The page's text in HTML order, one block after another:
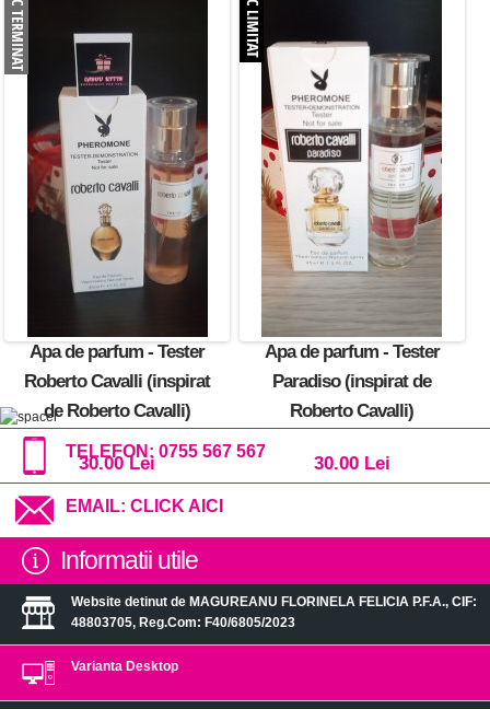
Apa de parfum - Tester
Roberto Cavalli (inspirat
de Roberto Cavalli)
30.00 Lei
Apa de parfum - Tester
Paradiso (inspirat de
Roberto Cavalli)
30.00 Lei
TELEFON: 0755 567 567
EMAIL: CLICK AICI
Informatii utile
Website detinut de MAGUREANU FLORINELA FELICIA P.F.A., CIF:
48803705, Reg.Com: F40/6805/2023
Varianta Desktop